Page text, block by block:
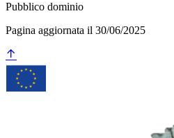
Pubblico dominio
Pagina aggiornata il 30/06/2025